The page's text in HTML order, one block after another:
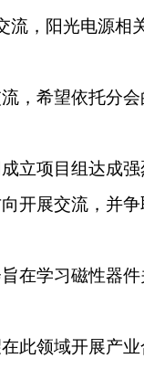
，阳光电源相
，希望依托分
立项目组达成强
开展交流，并争
在学习磁性器
此领域开展产业